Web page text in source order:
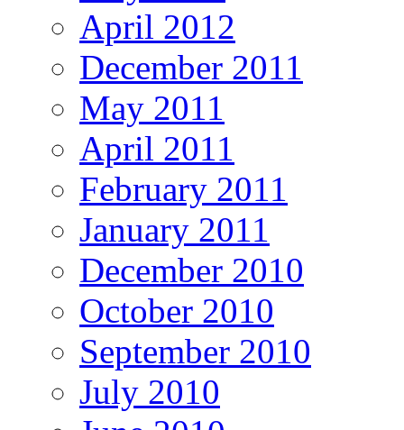
April 2012
December 2011
May 2011
April 2011
February 2011
January 2011
December 2010
October 2010
September 2010
July 2010